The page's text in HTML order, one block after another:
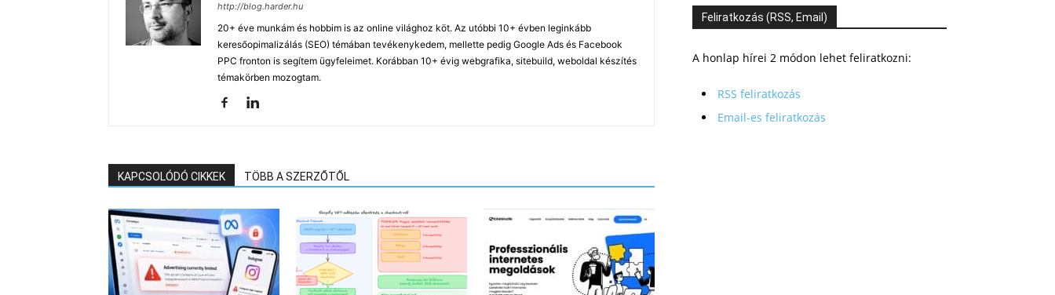
http://blog.harder.hu
20+ éve munkám és hobbim is az online világhoz köt. Az utóbbi 10+ évben leginkább
keresőopimalizálás (SEO) témában tevékenykedem, mellette pedig Google Ads és Facebook
PPC fronton is segítem ügyfeleimet. Korábban 10+ évig webgrafika, sitebuild, weboldal készítés
témakörben mozogtam.
KAPCSOLÓDÓ CIKKEK TÖBB A SZERZŐTŐL
Feliratkozás (RSS, Email)
A honlap hírei 2 módon lehet feliratkozni:
RSS feliratkozás
Email-es feliratkozás